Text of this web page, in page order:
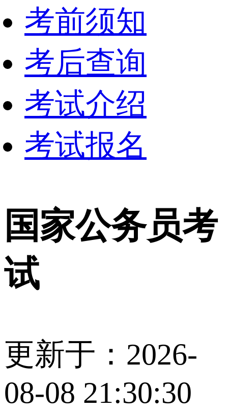
考前须知
考后查询
考试介绍
考试报名
国家公务员考
试
更新于：2026-
08-08 21:30:30